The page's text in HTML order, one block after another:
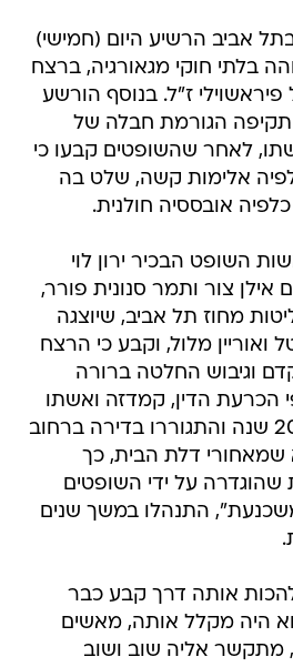
אביב הרשיע היום (חמישי)
בן 62, שוהה בלתי חוקי מגאורגיה, ברצח
ז"ל. בנוסף הורשע
תקיפה הגורמת חבלה של
לאחר שהשופטים קבעו כי
אלימות קשה, שלט בה
אובססיה חולנית.
השופט הבכיר ירון לוי
צור ותמר סנונית פורר,
מחוז תל אביב, שיוצגה
טל ואוריין מלול, וקבע כי הרצח
וגיבוש החלטה ברורה
הכרעת הדין, קמדזה ואשתו
היו נשואים במשך כ-20 שנה והתגוררו בדירה ברחוב
שמאחורי דלת הבית, כך
על ידי השופטים
התנהלו במשך שנים
אותה דרך קבע כבר
היה מקלל אותה, מאשים
מתקשר אליה שוב ושוב